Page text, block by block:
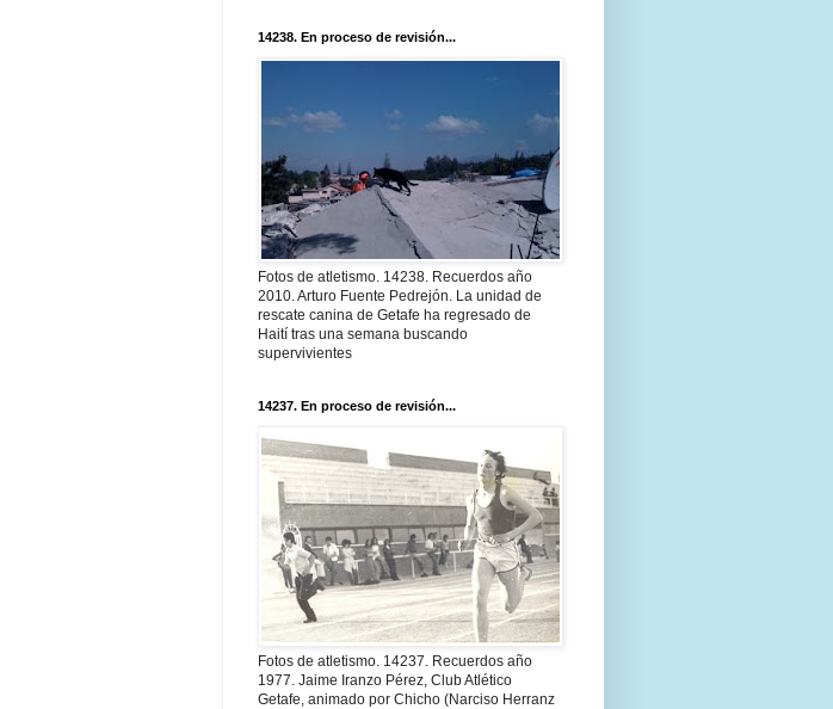
14238. En proceso de revisión...
Fotos de atletismo. 14238. Recuerdos año
2010. Arturo Fuente Pedrejón. La unidad de
rescate canina de Getafe ha regresado de
Haití tras una semana buscando
supervivientes
14237. En proceso de revisión...
Fotos de atletismo. 14237. Recuerdos año
1977. Jaime Iranzo Pérez, Club Atlético
Getafe, animado por Chicho (Narciso Herranz